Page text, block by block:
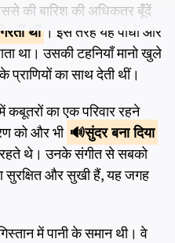
की बारिश की अधिकतर बूँदें
थीं । इस तरह यह पोधों और
था। उसकी टहनियाँ मानो खुले
का साथ देती थीं।
कबूतरों का एक परिवार रहने
को और भी
सुंदरबना दिया
थे। उनके संगीत से सबको
सुरक्षित और सुखी हैं, यह जगह
में पानी के समान थी। वे